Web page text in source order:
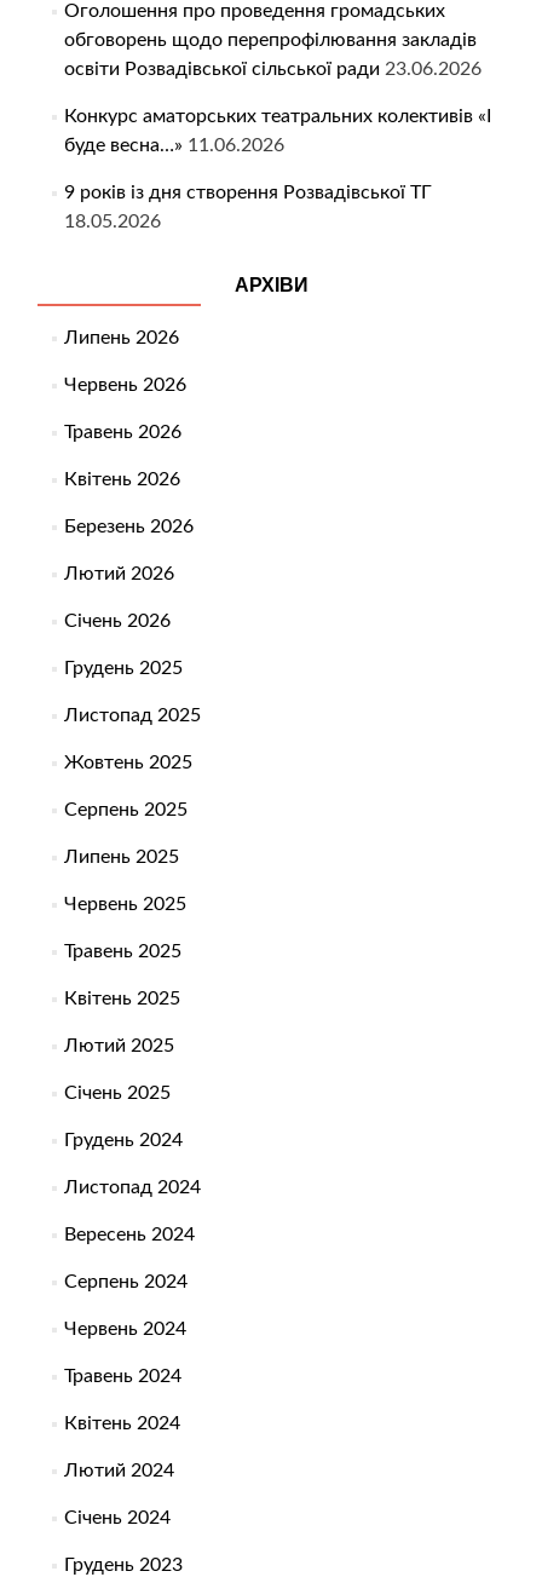
Оголошення про проведення громадських
обговорень щодо перепрофілювання закладів
освіти Розвадівської сільської ради 23.06.2026
Конкурс аматорських театральних колективів «І
буде весна…» 11.06.2026
9 років із дня створення Розвадівської ТГ
18.05.2026
АРХІВИ
Липень 2026
Червень 2026
Травень 2026
Квітень 2026
Березень 2026
Лютий 2026
Січень 2026
Грудень 2025
Листопад 2025
Жовтень 2025
Серпень 2025
Липень 2025
Червень 2025
Травень 2025
Квітень 2025
Лютий 2025
Січень 2025
Грудень 2024
Листопад 2024
Вересень 2024
Серпень 2024
Червень 2024
Травень 2024
Квітень 2024
Лютий 2024
Січень 2024
Грудень 2023